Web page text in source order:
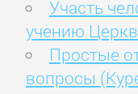
Участь
учению
Простые
вопросы